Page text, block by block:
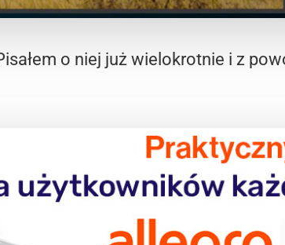
o niej już wielokrotnie i z